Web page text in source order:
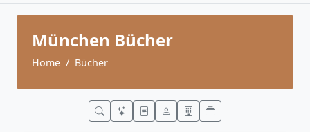
München Bücher
Home Bücher